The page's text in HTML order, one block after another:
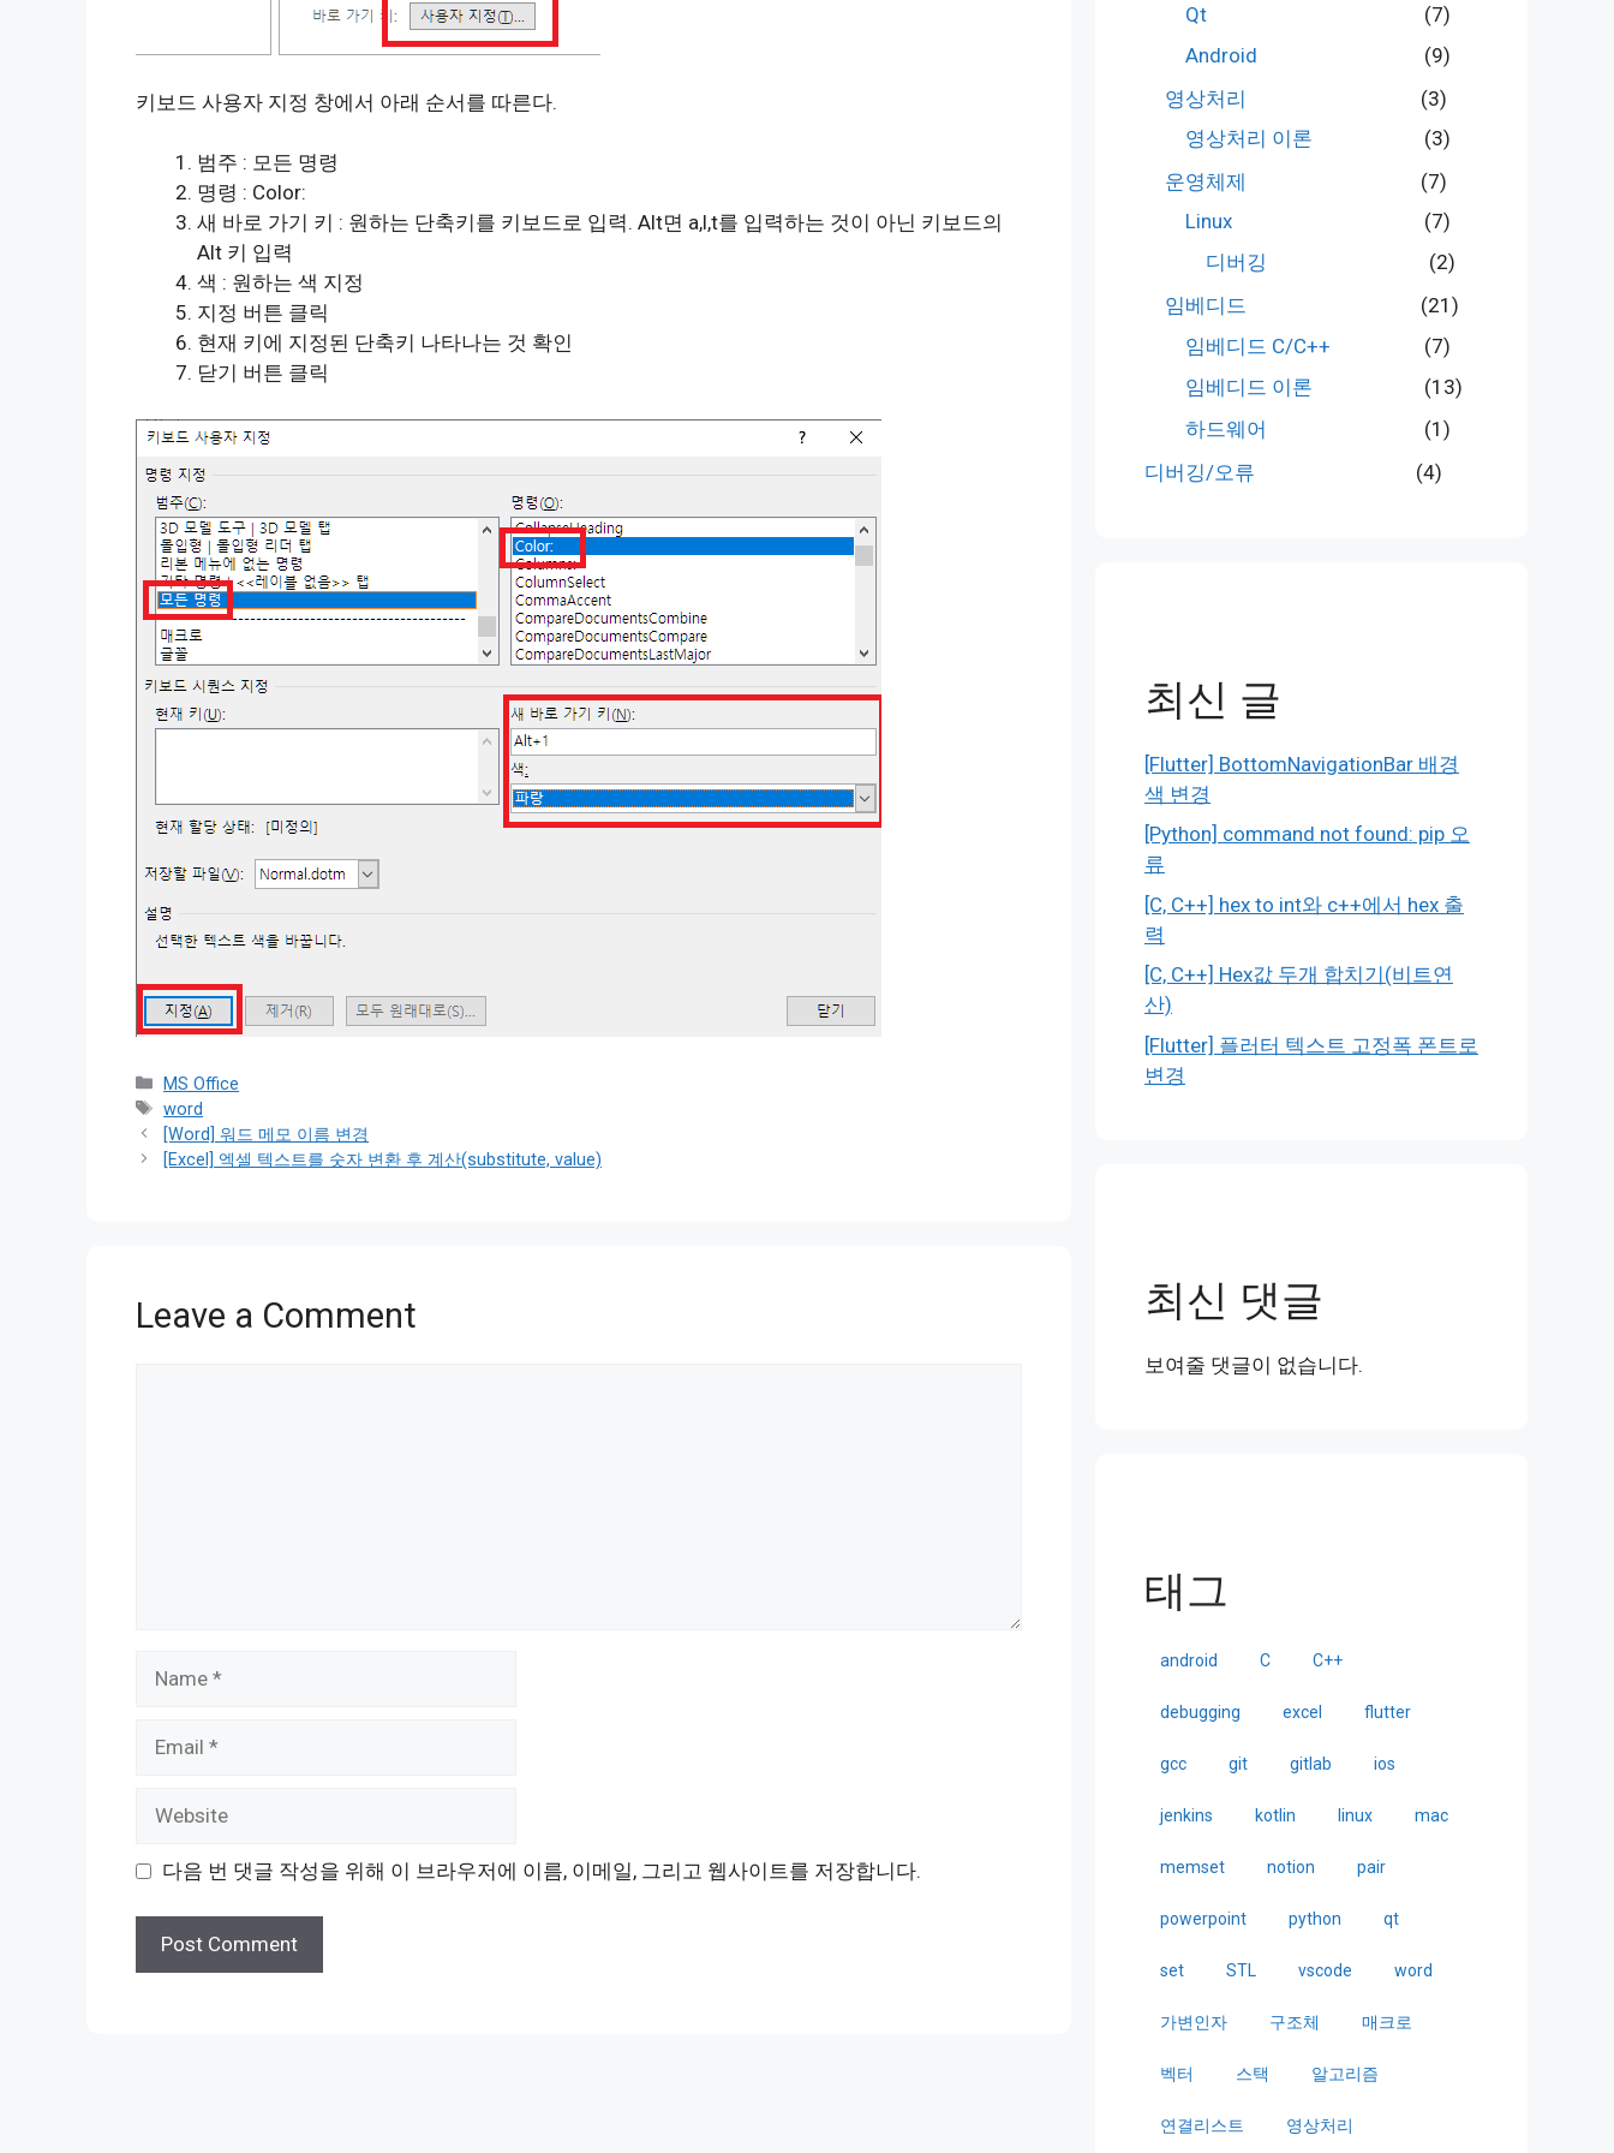
키보드 사용자 지정 창에서 아래 순서를 따른다.
범주 : 모든 명령
명령 : Color:
새 바로 가기 키 : 원하는 단축키를 키보드로 입력. Alt면 a,l,t를 입력하는 것이 아닌 키보드의
Alt 키 입력
색 : 원하는 색 지정
지정 버튼 클릭
현재 키에 지정된 단축키 나타나는 것 확인
닫기 버튼 클릭
Categories
MS Office
Tags
word
[Word] 워드 메모 이름 변경
[Excel] 엑셀 텍스트를 숫자 변환 후 계산(substitute, value)
Leave a Comment
다음 번 댓글 작성을 위해 이 브라우저에 이름, 이메일, 그리고 웹사이트를 저장합니다.
Qt
(7)
Android
(9)
영상처리
(3)
영상처리 이론
(3)
운영체제
(7)
Linux
(7)
디버깅
(2)
임베디드
(21)
임베디드 C/C++
(7)
임베디드 이론
(13)
하드웨어
(1)
디버깅/오류
(4)
최신 글
[Flutter] BottomNavigationBar 배경
색 변경
[Python] command not found: pip 오
류
[C, C++] hex to int와 c++에서 hex 출
력
[C, C++] Hex값 두개 합치기(비트연
산)
[Flutter] 플러터 텍스트 고정폭 폰트로
변경
최신 댓글
보여줄 댓글이 없습니다.
태그
android C C++
debugging excel flutter
gcc git gitlab ios
jenkins kotlin linux mac
memset notion pair
powerpoint python qt
set STL vscode word
가변인자 구조체 매크로
벡터 스택 알고리즘
연결리스트 영상처리